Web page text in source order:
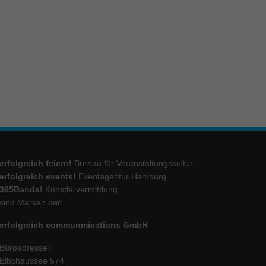
erfolgreich feiern! Bureau für Veranstaltungskultur
erfolgreich events! Eventagentur Hamburg
365Bands! Künstlervermittlung
sind Marken der:
erfolgreich communmications GmbH
Büroadresse:
Elbchaussee 574